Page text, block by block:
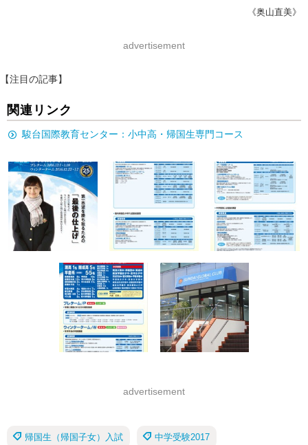
《奥山直美》
advertisement
【注目の記事】
関連リンク
駿台国際教育センター：小中高・帰国生専門コース
advertisement
帰国生（帰国子女）入試 中学受験2017